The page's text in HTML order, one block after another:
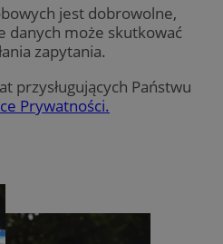
jest dobrowolne,
danych może skutkować
zapytania.
przysługujących Państwu
Prywatności.